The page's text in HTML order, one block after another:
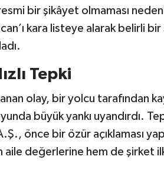
bir şikâyet olmaması
kara listeye alarak belirli bir
Tepki
olay, bir yolcu tarafından
büyük yankı uyandırdı.
önce bir özür açıklaması
aile değerlerine hem de şirket